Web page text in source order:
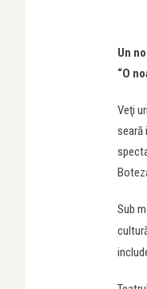
Un
“O
Veţi
seară
Sub